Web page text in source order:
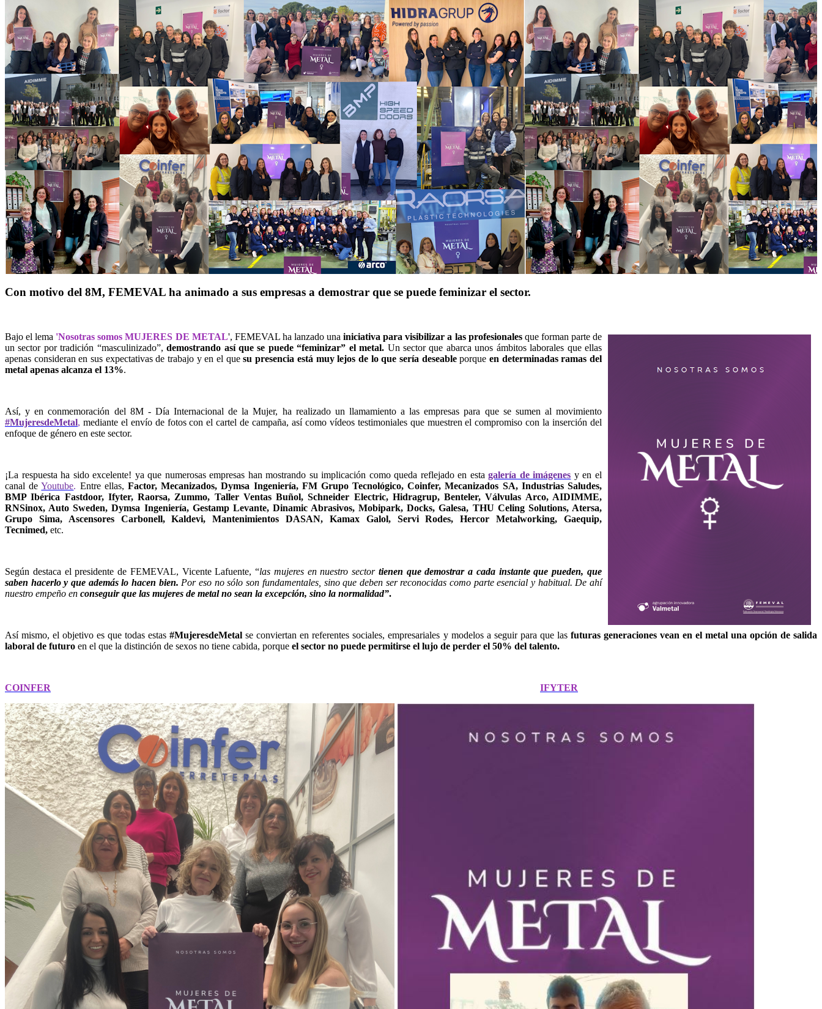
Con motivo del 8M, FEMEVAL ha animado a sus empresas a demostrar que se puede feminizar el sector.
Bajo el lema 'Nosotras somos MUJERES DE METAL', FEMEVAL ha lanzado unainiciativa para visibilizar a las profesionales que forman parte de
un sector por tradición “masculinizado”,demostrando así que se puede “feminizar” el metal. Un sector que abarca unos ámbitos laborales que ellas
apenas consideran en sus expectativas de trabajo y en el quesu presencia está muy lejos de lo que sería deseableporque en determinadas ramas del
metal apenas alcanza el 13%.
Así, y en conmemoración del 8M - Día Internacional de la Mujer, ha realizado un llamamiento a las empresas para que se sumen al movimiento
#MujeresdeMetal, mediante el envío de fotos con el cartel de campaña, así como vídeos testimoniales que muestren el compromiso con la inserción del
enfoque de género en este sector.
¡La respuesta ha sido excelente! ya que numerosas empresas han mostrando su implicación como queda reflejado en estagalería de imágenes y en el
canal deYoutube. Entre ellas, Factor, Mecanizados, Dymsa Ingeniería, FM Grupo Tecnológico, Coinfer, Mecanizados SA, Industrias Saludes,
BMP Ibérica Fastdoor, Ifyter, Raorsa, Zummo, Taller Ventas Buñol, Schneider Electric, Hidragrup, Benteler, Válvulas Arco, AIDIMME,
RNSinox, Auto Sweden, Dymsa Ingeniería, Gestamp Levante, Dinamic Abrasivos, Mobipark, Docks, Galesa, THU Celing Solutions, Atersa,
Grupo Sima, Ascensores Carbonell, Kaldevi, Mantenimientos DASAN, Kamax Galol, Servi Rodes, Hercor Metalworking, Gaequip,
Tecnimed, etc.
Según destaca el presidente de FEMEVAL, Vicente Lafuente, “las mujeres en nuestro sector tienen que demostrar a cada instante que pueden, que
saben hacerlo y que además lo hacen bien. Por eso no sólo son fundamentales, sino que deben ser reconocidas como parte esencial y habitual. De ahí
nuestro empeño en conseguir que las mujeres de metal no sean la excepción, sino la normalidad”.
Así mismo, el objetivo es que todas estas#MujeresdeMetal seconviertan en referentes sociales, empresariales y modelos a seguirpara que las futuras generaciones vean en el metal una opción de salida
laboral de futuro en el que la distinción de sexos no tiene cabida, porque el sector no puede permitirse el lujo de perder el 50% del talento.
COINFER IFYTER